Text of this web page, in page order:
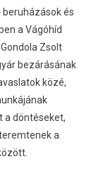
és
a Vágóhíd
Zsolt
bezárásának
közé,
a döntéseket,
a